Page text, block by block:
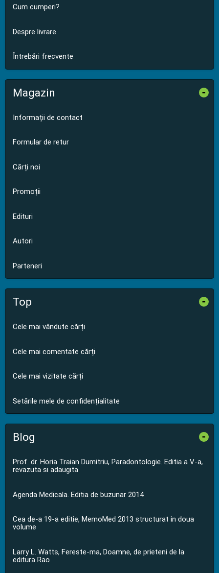
Cum cumperi?
Despre livrare
Întrebări frecvente
Magazin -
Informații de contact
Formular de retur
Cărți noi
Promoții
Edituri
Autori
Parteneri
Top -
Cele mai vândute cărți
Cele mai comentate cărți
Cele mai vizitate cărți
Setările mele de confidențialitate
Blog -
Prof. dr. Horia Traian Dumitriu, Paradontologie. Editia a V-a,
revazuta si adaugita
Agenda Medicala. Editia de buzunar 2014
Cea de-a 19-a editie, MemoMed 2013 structurat in doua
volume
Larry L. Watts, Fereste-ma, Doamne, de prieteni de la
editura Rao